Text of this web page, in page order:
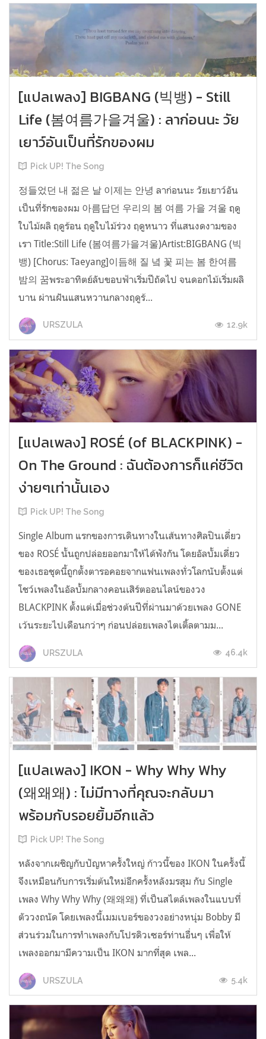
[แปลเพลง] BIGBANG (빅뱅) - Still
Life (봄여름가을겨울) : ลาก่อนนะ วัย
เยาว์อันเป็นที่รักของผม
Pick UP! The Song
정들었던 내 젊은 날 이제는 안녕 ลาก่อนนะ วัยเยาว์อัน
เป็นที่รักของผม 아름답던 우리의 봄 여름 가을 겨울 ฤดู
ใบไม้ผลิ ฤดูร้อน ฤดูใบไม้ร่วง ฤดูหนาว ที่แสนงดงามของ
เรา Title:Still Life (봄여름가을겨울)Artist:BIGBANG (빅
뱅) [Chorus: Taeyang]이듬해 질 녘 꽃 피는 봄 한여름
밤의 꿈พระอาทิตย์ลับขอบฟ้าเริ่มปีถัดไป จนดอกไม้เริ่มผลิ
บาน ผ่านฝันแสนหวานกลางฤดูร้...
URSZULA 12.9k
[แปลเพลง] ROSÉ (of BLACKPINK) -
On The Ground : ฉันต้องการก็แค่ชีวิต
ง่ายๆเท่านั้นเอง
Pick UP! The Song
Single Album แรกของการเดินทางในเส้นทางศิลปินเดี่ยว
ของ ROSÉ นั้นถูกปล่อยออกมาให้ได้ฟังกัน โดยอัลบั้มเดี่ยว
ของเธอชุดนี้ถูกตั้งตารอคอยจากแฟนเพลงทั่วโลกนับตั้งแต่
โชว์เพลงในอัลบั้มกลางคอนเสิร์ตออนไลน์ของวง
BLACKPINK ตั้งแต่เมื่อช่วงต้นปีที่ผ่านมาด้วยเพลง GONE
เว้นระยะไปเดือนกว่าๆ ก่อนปล่อยเพลงไตเติ้ลตามม...
URSZULA 46.4k
[แปลเพลง] IKON - Why Why Why
(왜왜왜) : ไม่มีทางที่คุณจะกลับมา
พร้อมกับรอยยิ้มอีกแล้ว
Pick UP! The Song
หลังจากเผชิญกับปัญหาครั้งใหญ่ ก้าวนี้ของ IKON ในครั้งนี้
จึงเหมือนกับการเริ่มต้นใหม่อีกครั้งหลังมรสุม กับ Single
เพลง Why Why Why (왜왜왜) ที่เป็นสไตล์เพลงในแบบที่
ตัววงถนัด โดยเพลงนี้เมมเบอร์ของวงอย่างหนุ่ม Bobby มี
ส่วนร่วมในการทำเพลงกับโปรดิวเซอร์ท่านอื่นๆ เพื่อให้
เพลงออกมามีความเป็น IKON มากที่สุด เพล...
URSZULA 5.4k